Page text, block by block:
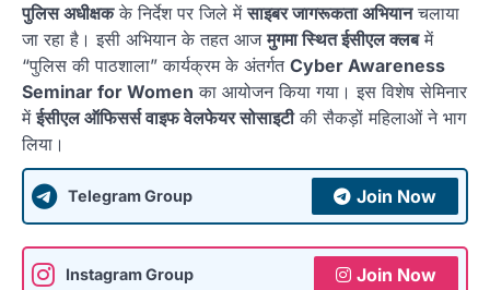
पुलिस अधीक्षकके निर्देश पर जिले मेंसाइबर जागरूकता अभियानचलाया
जा रहा है। इसी अभियान के तहत आजमुगमा स्थित ईसीएल क्लबमें
“पुलिस की पाठशाला” कार्यक्रम के अंतर्गत Cyber Awareness
Seminar for Women का आयोजन किया गया। इस विशेष सेमिनार
मेंईसीएल ऑफिसर्स वाइफ वेलफेयर सोसाइटीकी सैकड़ों महिलाओं ने भाग
लिया।
Telegram Group Join Now
Instagram Group Join Now